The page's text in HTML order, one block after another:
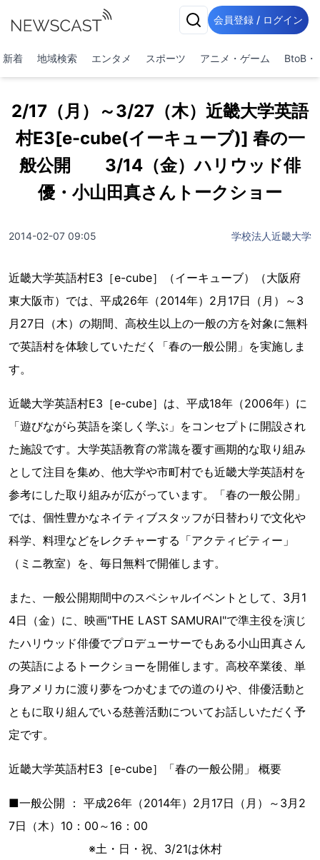
会員登録 / ログイン
新着 地域検索 エンタメ スポーツ アニメ・ゲーム BtoB・
2/17（月）～3/27（木）近畿大学英語
村E3[e-cube(イーキューブ)] 春の一
般公開 3/14（金）ハリウッド俳
優・小山田真さんトークショー
2014-02-07 09:05 学校法人近畿大学
近畿大学英語村E3［e-cube］（イーキューブ）（大阪府
東大阪市）では、平成26年（2014年）2月17日（月）～3
月27日（木）の期間、高校生以上の一般の方を対象に無料
で英語村を体験していただく「春の一般公開」を実施しま
す。
近畿大学英語村E3［e-cube］は、平成18年（2006年）に
「遊びながら英語を楽しく学ぶ」をコンセプトに開設され
た施設です。大学英語教育の常識を覆す画期的な取り組み
として注目を集め、他大学や市町村でも近畿大学英語村を
参考にした取り組みが広がっています。「春の一般公開」
では、個性豊かなネイティブスタッフが日替わりで文化や
科学、料理などをレクチャーする「アクティビティー」
（ミニ教室）を、毎日無料で開催します。
また、一般公開期間中のスペシャルイベントとして、3月1
4日（金）に、映画"THE LAST SAMURAI"で準主役を演じ
たハリウッド俳優でプロデューサーでもある小山田真さん
の英語によるトークショーを開催します。高校卒業後、単
身アメリカに渡り夢をつかむまでの道のりや、俳優活動と
ともに取り組んでいる慈善活動についてお話しいただく予
定です。
近畿大学英語村E3［e-cube］「春の一般公開」 概要
■一般公開 ： 平成26年（2014年）2月17日（月）～3月2
7日（木）10：00～16：00
※土・日・祝、3/21は休村